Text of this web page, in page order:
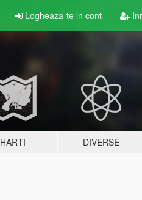
Logheaza-te in cont
HARTI DIVERSE